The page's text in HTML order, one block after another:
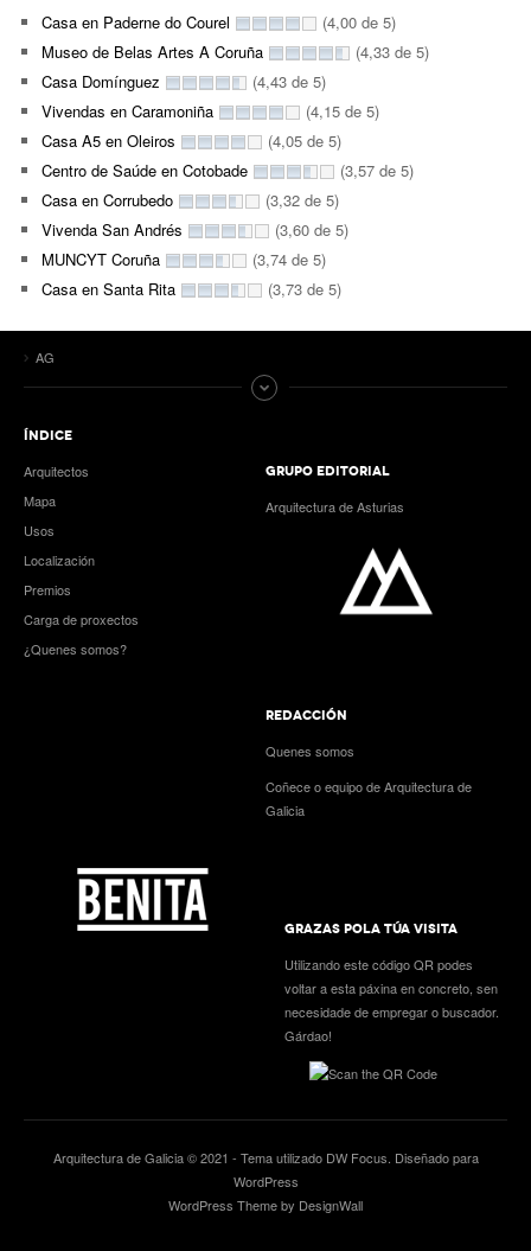
Casa en Paderne do Courel
(4,00 de 5)
Museo de Belas Artes A Coruña
(4,33 de 5)
Casa Domínguez
(4,43 de 5)
Vivendas en Caramoniña
(4,15 de 5)
Casa A5 en Oleiros
(4,05 de 5)
Centro de Saúde en Cotobade
(3,57 de 5)
Casa en Corrubedo
(3,32 de 5)
Vivenda San Andrés
(3,60 de 5)
MUNCYT Coruña
(3,74 de 5)
Casa en Santa Rita
(3,73 de 5)
AG
ÍNDICE
Arquitectos
Mapa
Usos
Localización
Premios
Carga de proxectos
¿Quenes somos?
GRUPO EDITORIAL
Arquitectura de Asturias
REDACCIÓN
Quenes somos
Coñece o equipo de Arquitectura de
Galicia
GRAZAS POLA TÚA VISITA
Utilizando este código QR podes
voltar a esta páxina en concreto, sen
necesidade de empregar o buscador.
Gárdao!
Arquitectura de Galicia © 2021 - Tema utilizado DW Focus . Diseñado para
WordPress
WordPress Theme by DesignWall